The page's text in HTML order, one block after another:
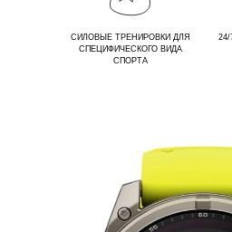
СИЛОВЫЕ ТРЕНИРОВКИ ДЛЯ
СПЕЦИФИЧЕСКОГО ВИДА
СПОРТА